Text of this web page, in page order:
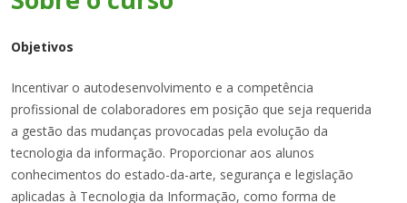
Objetivos
Incentivar o autodesenvolvimento e a competência
profissional de colaboradores em posição que seja requerida
a gestão das mudanças provocadas pela evolução da
tecnologia da informação. Proporcionar aos alunos
conhecimentos do estado-da-arte, segurança e legislação
aplicadas à Tecnologia da Informação, como forma de